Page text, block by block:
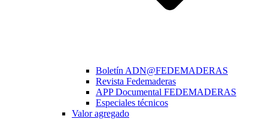
Boletín ADN@FEDEMADERAS
Revista Fedemaderas
APP Documental FEDEMADERAS
Especiales técnicos
Valor agregado